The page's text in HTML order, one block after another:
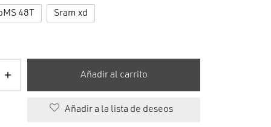
48T Sram xd
Añadir al carrito
Añadir a la lista de deseos